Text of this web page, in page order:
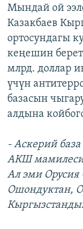
Мындай ой
Казакбаев
ортосундагы
кеңешин
млрд. доллар
үчүн
базасын
алдына
- Аскерий
АКШ мамилеси
Ал эми
Ошондуктан,